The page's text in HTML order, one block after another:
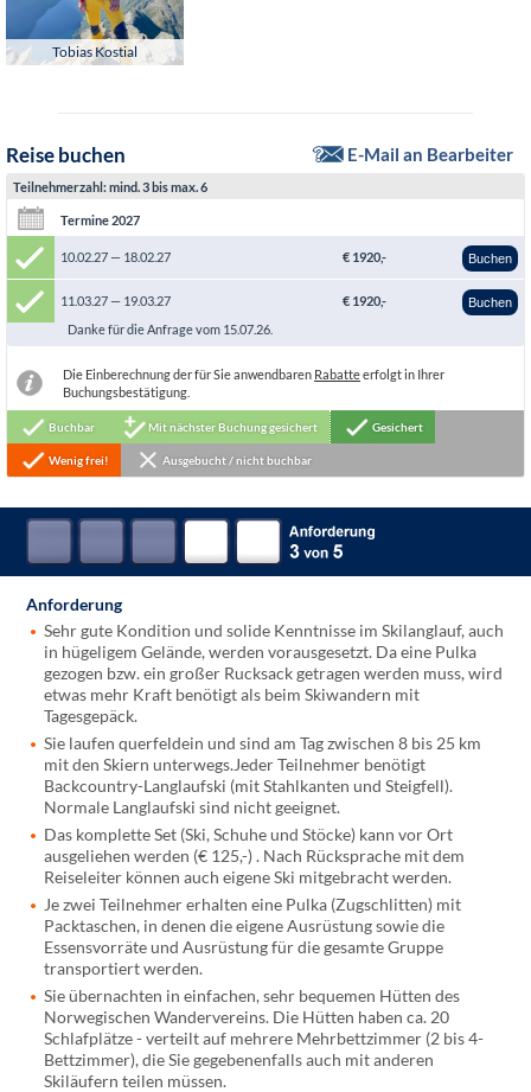
Tobias Kostial
Reise buchen E-Mail an Bearbeiter
Teilnehmerzahl: mind. 3 bis max. 6
Termine 2027
10.02.27 — 18.02.27 € 1920,- Buchen
11.03.27 — 19.03.27 € 1920,- Buchen
Danke für die Anfrage vom 15.07.26.
Die Einberechnung der für Sie anwendbaren Rabatteerfolgt in Ihrer
Buchungsbestätigung.
Buchbar Mit nächster Buchung gesichert Gesichert
Wenig frei! Ausgebucht / nicht buchbar
Anforderung
Sehr gute Kondition und solide Kenntnisse im Skilanglauf, auch
in hügeligem Gelände, werden vorausgesetzt. Da eine Pulka
gezogen bzw. ein großer Rucksack getragen werden muss, wird
etwas mehr Kraft benötigt als beim Skiwandern mit
Tagesgepäck.
Sie laufen querfeldein und sind am Tag zwischen 8 bis 25 km
mit den Skiern unterwegs.Jeder Teilnehmer benötigt
Backcountry-Langlaufski (mit Stahlkanten und Steigfell).
Normale Langlaufski sind nicht geeignet.
Das komplette Set (Ski, Schuhe und Stöcke) kann vor Ort
ausgeliehen werden (€ 125,-) . Nach Rücksprache mit dem
Reiseleiter können auch eigene Ski mitgebracht werden.
Je zwei Teilnehmer erhalten eine Pulka (Zugschlitten) mit
Packtaschen, in denen die eigene Ausrüstung sowie die
Essensvorräte und Ausrüstung für die gesamte Gruppe
transportiert werden.
Sie übernachten in einfachen, sehr bequemen Hütten des
Norwegischen Wandervereins. Die Hütten haben ca. 20
Schlafplätze - verteilt auf mehrere Mehrbettzimmer (2 bis 4-
Bettzimmer), die Sie gegebenenfalls auch mit anderen
Skiläufern teilen müssen.